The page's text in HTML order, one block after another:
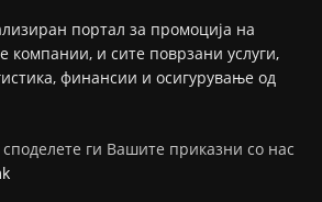
портал за промоција на
компании, и сите поврзани услуги,
финансии и осигурување од
споделете ги Вашите приказни со нас